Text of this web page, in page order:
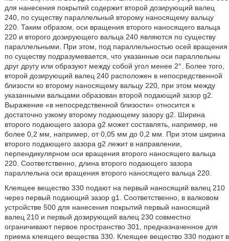
для нанесения покрытий содержит второй дозирующий валец
240, по существу параллельный второму наносящему вальцу
220. Таким образом, оси вращения второго наносящего вальца
220 и второго дозирующего вальца 240 являются по существу
параллельными. При этом, под параллельностью осей вращения
по существу подразумевается, что указанные оси параллельны
друг другу или образуют между собой угол менее 2°. Более того,
второй дозирующий валец 240 расположен в непосредственной
близости ко второму наносящему вальцу 220, при этом между
указанными вальцами образован второй подающий зазор g2.
Выражение «в непосредственной близости» относится к
достаточно узкому второму подающему зазору g2. Ширина
второго подающего зазора g2 может составлять, например, не
более 0,2 мм, например, от 0,05 мм до 0,2 мм. При этом ширина
второго подающего зазора g2 лежит в направлении,
перпендикулярном оси вращения второго наносящего вальца
220. Соответственно, длина второго подающего зазора
параллельна оси вращения второго наносящего вальца 220.
Клеящее вещество 330 подают на первый наносящий валец 210
через первый подающий зазор g1. Соответственно, в валковом
устройстве 500 для нанесения покрытий первый наносящий
валец 210 и первый дозирующий валец 230 совместно
ограничивают первое пространство 301, предназначенное для
приема клеящего вещества 330. Клеящее вещество 330 подают в